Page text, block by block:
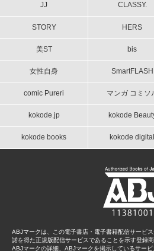
JJ CLASSY.
STORY HERS
美ST bis
女性自身 SmartFLASH
comic Pureri マンガ コミソ
kokode.jp kokode
kokode books kokode digital
ABJマークは、この電子書店・電子書籍配信サービ
諾を得た正規版配信サービスであることを示す登録
ABJマークの詳細、ABJマークを掲示しているサービ